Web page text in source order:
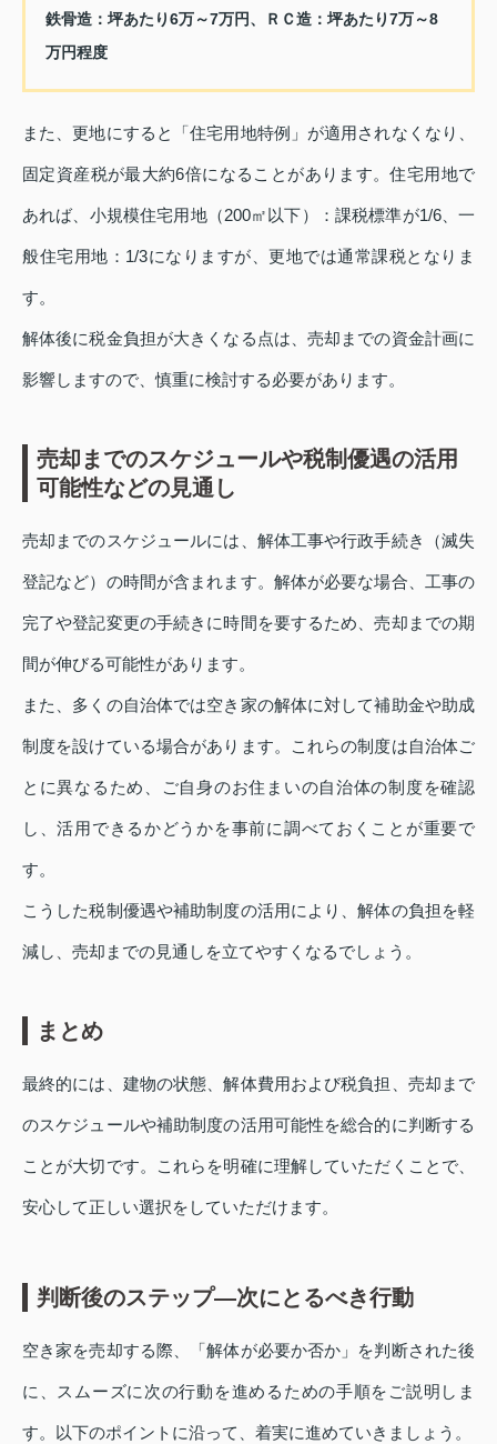
鉄骨造：坪あたり6万～7万円、ＲＣ造：坪あたり7万～8
万円程度
また、更地にすると「住宅用地特例」が適用されなくなり、
固定資産税が最大約6倍になることがあります。住宅用地で
あれば、小規模住宅用地（200㎡以下）：課税標準が1/6、一
般住宅用地：1/3になりますが、更地では通常課税となりま
す。
解体後に税金負担が大きくなる点は、売却までの資金計画に
影響しますので、慎重に検討する必要があります。
売却までのスケジュールや税制優遇の活用
可能性などの見通し
売却までのスケジュールには、解体工事や行政手続き（滅失
登記など）の時間が含まれます。解体が必要な場合、工事の
完了や登記変更の手続きに時間を要するため、売却までの期
間が伸びる可能性があります。
また、多くの自治体では空き家の解体に対して補助金や助成
制度を設けている場合があります。これらの制度は自治体ご
とに異なるため、ご自身のお住まいの自治体の制度を確認
し、活用できるかどうかを事前に調べておくことが重要で
す。
こうした税制優遇や補助制度の活用により、解体の負担を軽
減し、売却までの見通しを立てやすくなるでしょう。
まとめ
最終的には、建物の状態、解体費用および税負担、売却まで
のスケジュールや補助制度の活用可能性を総合的に判断する
ことが大切です。これらを明確に理解していただくことで、
安心して正しい選択をしていただけます。
判断後のステップ—次にとるべき行動
空き家を売却する際、「解体が必要か否か」を判断された後
に、スムーズに次の行動を進めるための手順をご説明しま
す。以下のポイントに沿って、着実に進めていきましょう。